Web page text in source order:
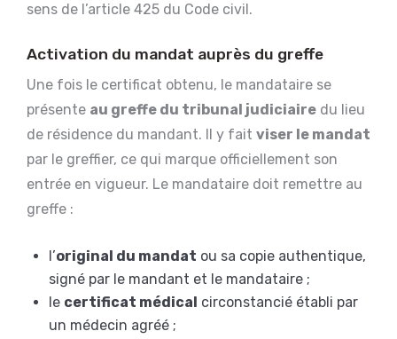
sens de l’article 425 du Code civil.
Activation du mandat auprès du greffe
Une fois le certificat obtenu, le mandataire se
présente au greffe du tribunal judiciaire du lieu
de résidence du mandant. Il y fait viser le mandat
par le greffier, ce qui marque officiellement son
entrée en vigueur. Le mandataire doit remettre au
greffe :
l’original du mandat ou sa copie authentique,
signé par le mandant et le mandataire ;
le certificat médical circonstancié établi par
un médecin agréé ;